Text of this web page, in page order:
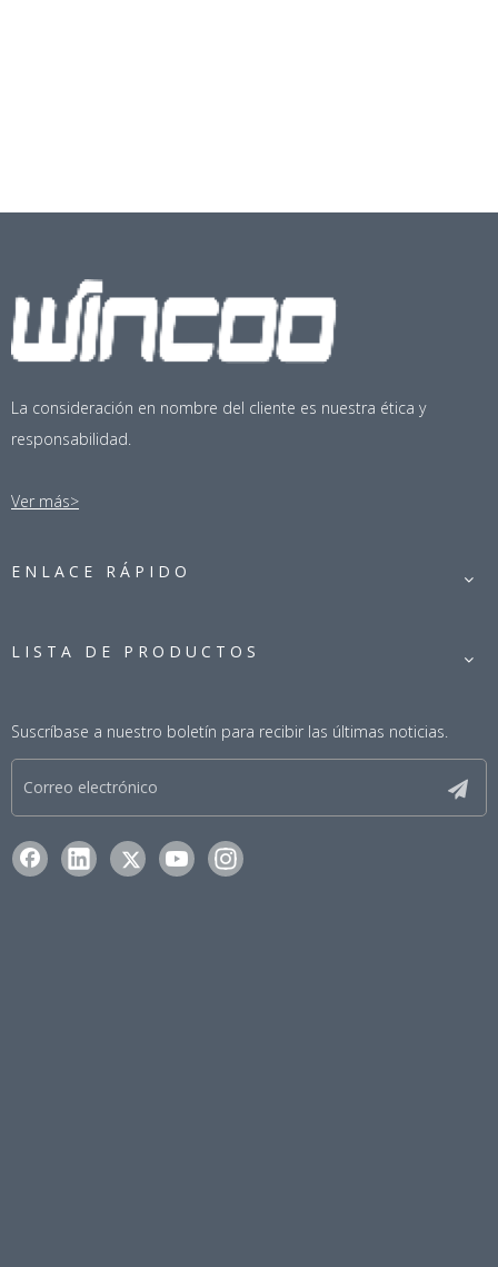
La consideración en nombre del cliente es nuestra ética y
responsabilidad.
Ver más>
ENLACE RÁPIDO
LISTA DE PRODUCTOS
Suscríbase a nuestro boletín para recibir las últimas noticias.